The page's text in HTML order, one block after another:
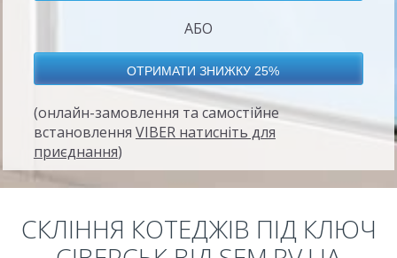
АБО
(онлайн-замовлення та самостійне
встановлення VIBER натисніть для
приєднання)
СКЛІННЯ КОТЕДЖІВ ПІД КЛЮЧ